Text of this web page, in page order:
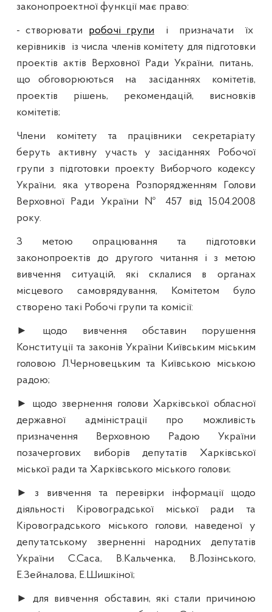
законопроектної функції має право:
- створювати робочі групи і призначати
їх
керівників
із числа членів комітету для підготовки
проектів актів Верховної Ради України, питань,
що
обговорюються на засіданнях
комітетів,
проектів рішень, рекомендацій, висновків
комітетів;
Члени комітету та працівники секретаріату
беруть активну участь у засіданнях Робочої
групи з підготовки проекту Виборчого кодексу
України, яка утворена Розпорядженням Голови
Верховної Ради України № 457 від 15.04.2008
року.
З метою опрацювання та підготовки
законопроектів до другого читання і з метою
вивчення ситуацій, які склалися в органах
місцевого самоврядування, Комітетом було
створено такі Робочі групи та комісії:
► щодо вивчення обставин порушення
Конституції та законів України Київським міським
головою Л.Черновецьким та Київською міською
радою;
► щодо звернення голови Харківської обласної
державної адміністрації про можливість
призначення Верховною Радою України
позачергових виборів депутатів Харківської
міської ради та Харківського міського голови;
► з вивчення та перевірки інформації щодо
діяльності Кіровоградської міської ради та
Кіровоградського міського голови, наведеної у
депутатському зверненні народних депутатів
України С.Саса, В.Кальченка, В.Лозінського,
Е.Зейналова, Е.Шишкіної;
►для вивчення обставин, які стали причиною